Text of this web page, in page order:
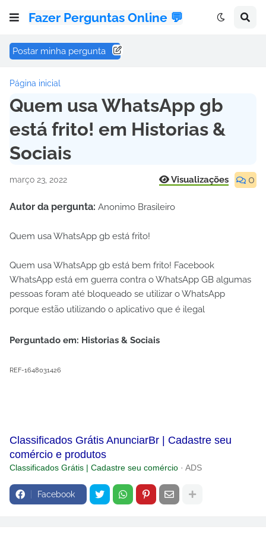
Fazer Perguntas Online 💬
Postar minha pergunta
Página inicial
Quem usa WhatsApp gb
está frito! em Historias &
Sociais
março 23, 2022 Visualizações 0
Autor da pergunta: Anonimo Brasileiro
Quem usa WhatsApp gb está frito!
Quem usa WhatsApp gb está bem frito! Facebook
WhatsApp está em guerra contra o WhatsApp GB algumas
pessoas foram até bloqueado se utilizar o WhatsApp
porque estão utilizando o aplicativo que é ilegal
Perguntado em: Historias & Sociais
REF-1648031426
Classificados Grátis AnunciarBr | Cadastre seu
comércio e produtos
Classificados Grátis | Cadastre seu comércio · ADS
Facebook